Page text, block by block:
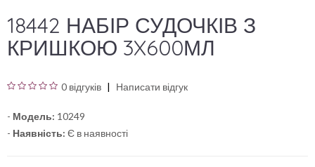
18442 НАБІР СУДОЧКІВ З
КРИШКОЮ 3X600МЛ
0 відгуків Написати відгук
- Модель: 10249
- Наявність: Є в наявності